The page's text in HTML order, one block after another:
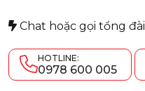
Chat hoặc gọi tổng
HOTLINE:
0978 600 005